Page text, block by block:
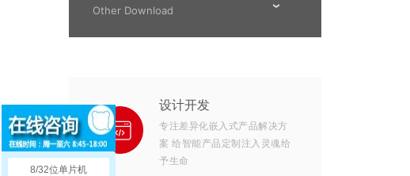
Other Download
设计开发
专注差异化嵌入式产品解决方
案 给智能产品定制注入灵魂给
予生命
8/32位单片机